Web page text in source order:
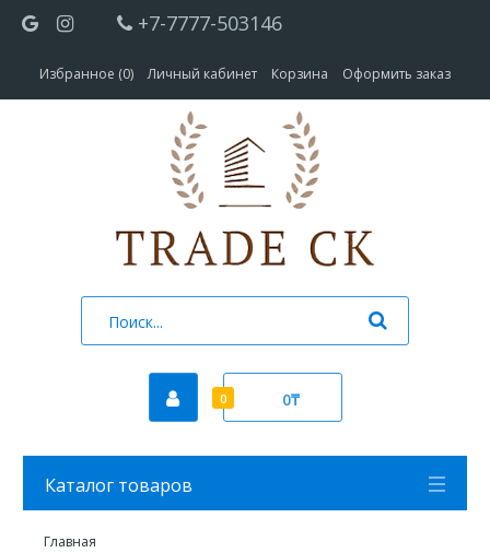
+7-7777-503146
Избранное (0) Личный кабинет Корзина Оформить заказ
0 0₸
Каталог товаров
Главная